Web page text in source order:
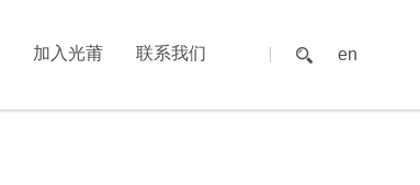
加入光莆 联系我们 en